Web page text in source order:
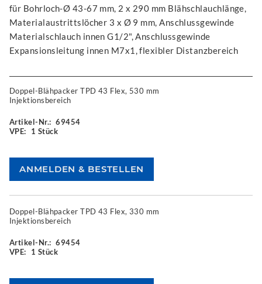
für Bohrloch-Ø 43-67 mm, 2 x 290 mm Blähschlauchlänge,
Materialaustrittslöcher 3 x Ø 9 mm, Anschlussgewinde
Materialschlauch innen G1/2", Anschlussgewinde
Expansionsleitung innen M7x1, flexibler Distanzbereich
Doppel-Blähpacker TPD 43 Flex, 530 mm
Injektionsbereich
Artikel-Nr.: 69454
VPE:
1 Stück
Doppel-Blähpacker TPD 43 Flex, 330 mm
Injektionsbereich
Artikel-Nr.: 69454
VPE:
1 Stück